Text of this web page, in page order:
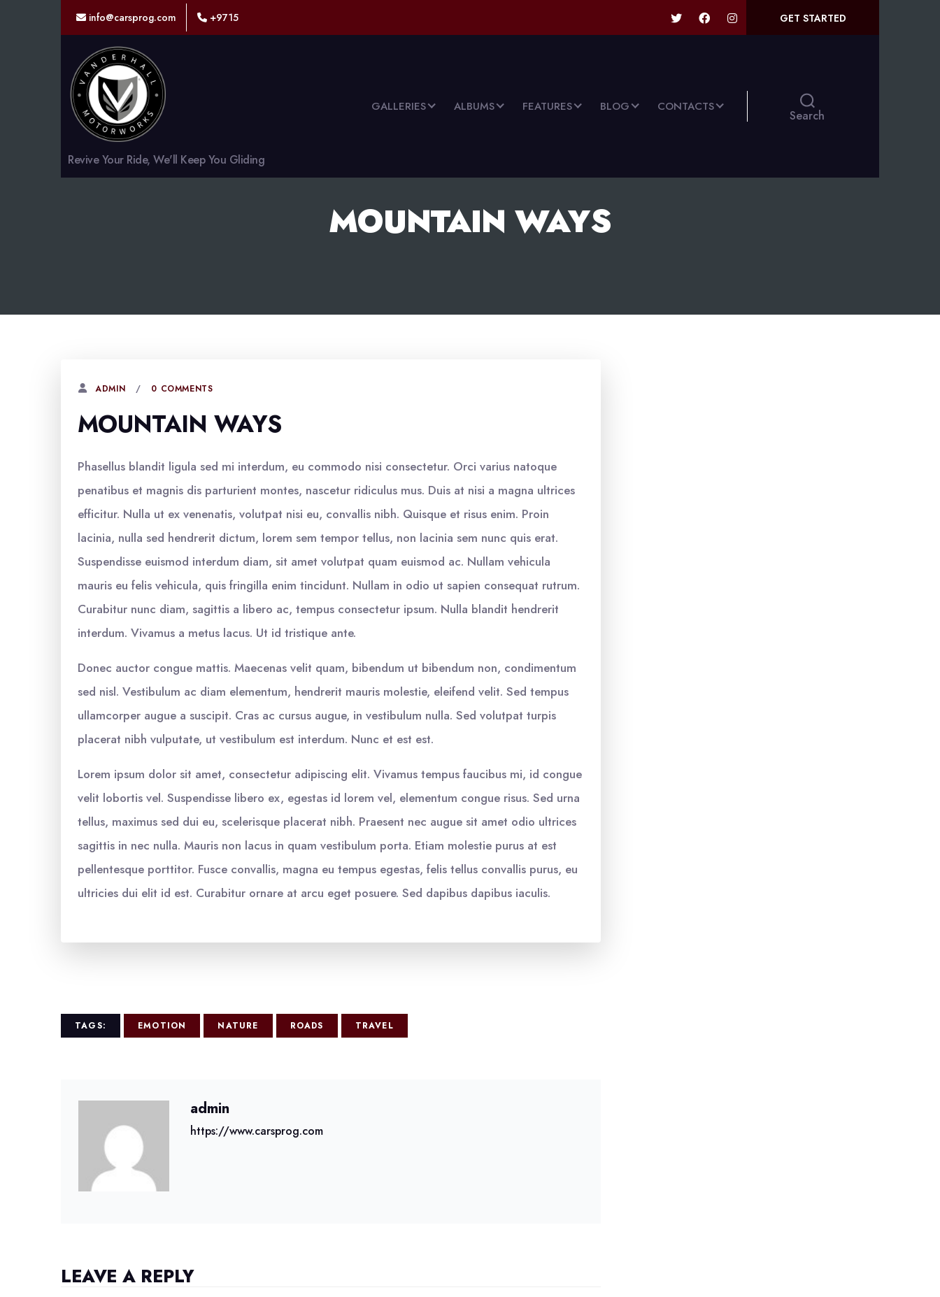
info@carsprog.com +9715 GET STARTED
CARSPROG
Revive Your Ride, We'll Keep You Gliding
GALLERIES ALBUMS FEATURES BLOG CONTACTS
Search
MOUNTAIN WAYS
ADMIN 0 COMMENTS
MOUNTAIN WAYS
Phasellus blandit ligula sed mi interdum, eu commodo nisi consectetur. Orci varius natoque
penatibus et magnis dis parturient montes, nascetur ridiculus mus. Duis at nisi a magna ultrices
efficitur. Nulla ut ex venenatis, volutpat nisi eu, convallis nibh. Quisque et risus enim. Proin
lacinia, nulla sed hendrerit dictum, lorem sem tempor tellus, non lacinia sem nunc quis erat.
Suspendisse euismod interdum diam, sit amet volutpat quam euismod ac. Nullam vehicula
mauris eu felis vehicula, quis fringilla enim tincidunt. Nullam in odio ut sapien consequat rutrum.
Curabitur nunc diam, sagittis a libero ac, tempus consectetur ipsum. Nulla blandit hendrerit
interdum. Vivamus a metus lacus. Ut id tristique ante.
Donec auctor congue mattis. Maecenas velit quam, bibendum ut bibendum non, condimentum
sed nisl. Vestibulum ac diam elementum, hendrerit mauris molestie, eleifend velit. Sed tempus
ullamcorper augue a suscipit. Cras ac cursus augue, in vestibulum nulla. Sed volutpat turpis
placerat nibh vulputate, ut vestibulum est interdum. Nunc et est est.
Lorem ipsum dolor sit amet, consectetur adipiscing elit. Vivamus tempus faucibus mi, id congue
velit lobortis vel. Suspendisse libero ex, egestas id lorem vel, elementum congue risus. Sed urna
tellus, maximus sed dui eu, scelerisque placerat nibh. Praesent nec augue sit amet odio ultrices
sagittis in nec nulla. Mauris non lacus in quam vestibulum porta. Etiam molestie purus at est
pellentesque porttitor. Fusce convallis, magna eu tempus egestas, felis tellus convallis purus, eu
ultricies dui elit id est. Curabitur ornare at arcu eget posuere. Sed dapibus dapibus iaculis.
TAGS: EMOTION NATURE ROADS TRAVEL
admin
https://www.carsprog.com
LEAVE A REPLY